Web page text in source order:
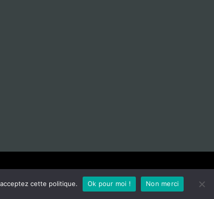
cette politique. Ok pour moi ! Non merci
Mentions légales CGU